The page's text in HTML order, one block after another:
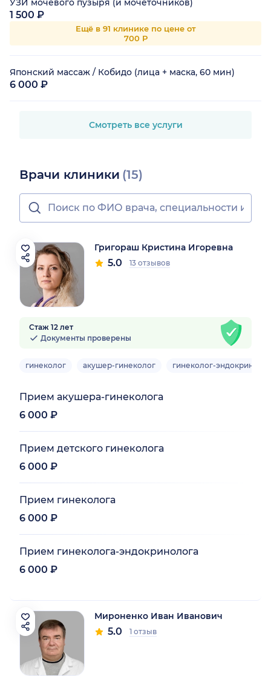
1 500 ₽
Ещё в 91 клинике по цене от
700 Р
Японский массаж / Кобидо (лица + маска, 60 мин)
6 000 ₽
Смотреть все услуги
Врачи клиники (15)
Григораш Кристина Игоревна
5.0 13 отзывов
Стаж 12 лет
Документы проверены
гинеколог акушер-гинеколог гинеколог-эндокринолог
Прием акушера-гинеколога
6 000 ₽
Прием детского гинеколога
6 000 ₽
Прием гинеколога
6 000 ₽
Прием гинеколога-эндокринолога
6 000 ₽
Мироненко Иван Иванович
5.0 1 отзыв